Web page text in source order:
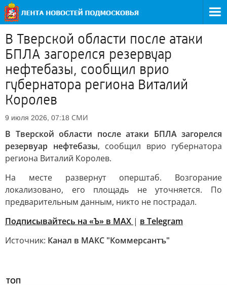
В Тверской области после атаки
БПЛА загорелся резервуар
нефтебазы, сообщил врио
губернатора региона Виталий
Королев
9 июля 2026, 07:18 СМИ
В Тверской области после атаки БПЛА загорелся
резервуар нефтебазы, сообщил врио губернатора
региона Виталий Королев.
На месте развернут оперштаб. Возгорание
локализовано, его площадь не уточняется. По
предварительным данным, никто не пострадал.
Подписывайтесь на «Ъ» в MAX | в Telegram
Источник: Канал в МАКС "Коммерсантъ"
ТОП